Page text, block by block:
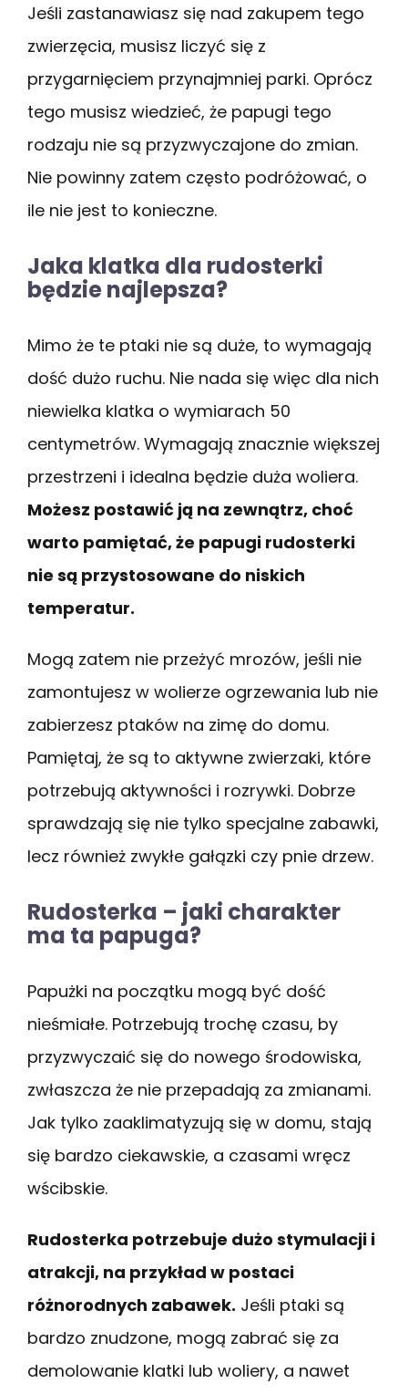
Jeśli zastanawiasz się nad zakupem tego
zwierzęcia, musisz liczyć się z
przygarnięciem przynajmniej parki. Oprócz
tego musisz wiedzieć, że papugi tego
rodzaju nie są przyzwyczajone do zmian.
Nie powinny zatem często podróżować, o
ile nie jest to konieczne.
Jaka klatka dla rudosterki
będzie najlepsza?
Mimo że te ptaki nie są duże, to wymagają
dość dużo ruchu. Nie nada się więc dla nich
niewielka klatka o wymiarach 50
centymetrów. Wymagają znacznie większej
przestrzeni i idealna będzie duża woliera.
Możesz postawić ją na zewnątrz, choć
warto pamiętać, że papugi rudosterki
nie są przystosowane do niskich
temperatur.
Mogą zatem nie przeżyć mrozów, jeśli nie
zamontujesz w wolierze ogrzewania lub nie
zabierzesz ptaków na zimę do domu.
Pamiętaj, że są to aktywne zwierzaki, które
potrzebują aktywności i rozrywki. Dobrze
sprawdzają się nie tylko specjalne zabawki,
lecz również zwykłe gałązki czy pnie drzew.
Rudosterka – jaki charakter
ma ta papuga?
Papużki na początku mogą być dość
nieśmiałe. Potrzebują trochę czasu, by
przyzwyczaić się do nowego środowiska,
zwłaszcza że nie przepadają za zmianami.
Jak tylko zaaklimatyzują się w domu, stają
się bardzo ciekawskie, a czasami wręcz
wścibskie.
Rudosterka potrzebuje dużo stymulacji i
atrakcji, na przykład w postaci
różnorodnych zabawek. Jeśli ptaki są
bardzo znudzone, mogą zabrać się za
demolowanie klatki lub woliery, a nawet